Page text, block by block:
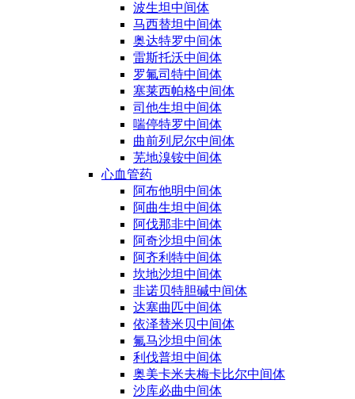
波生坦中间体
马西替坦中间体
奥达特罗中间体
雷斯托沃中间体
罗氟司特中间体
塞莱西帕格中间体
司他生坦中间体
喘停特罗中间体
曲前列尼尔中间体
芜地溴铵中间体
心血管药
阿布他明中间体
阿曲生坦中间体
阿伐那非中间体
阿奇沙坦中间体
阿齐利特中间体
坎地沙坦中间体
非诺贝特胆碱中间体
达塞曲匹中间体
依泽替米贝中间体
氟马沙坦中间体
利伐普坦中间体
奥美卡米夫梅卡比尔中间体
沙库必曲中间体